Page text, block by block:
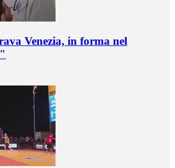
Venezia, in forma nel